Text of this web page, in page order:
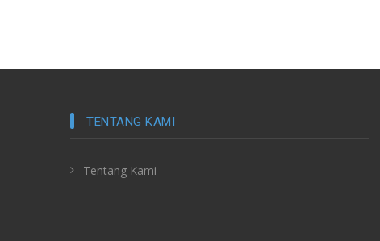
TENTANG KAMI
Tentang Kami